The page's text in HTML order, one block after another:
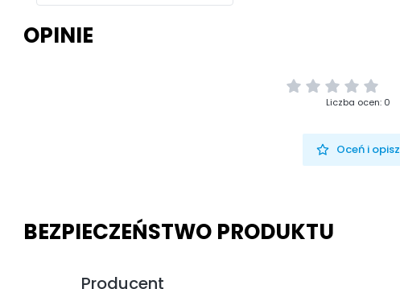
OPINIE
Liczba ocen: 0
Oceń i opisz
BEZPIECZEŃSTWO PRODUKTU
Producent